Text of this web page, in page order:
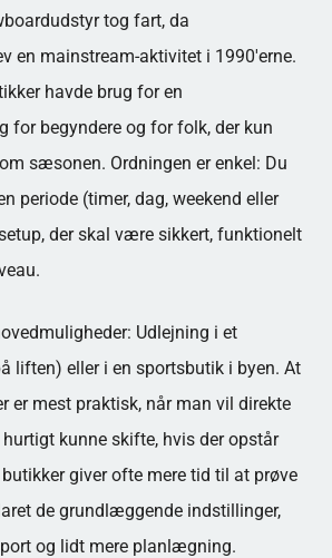
tog fart, da
en mainstream-aktivitet i 1990'erne.
havde brug for en
for begyndere og for folk, der kun
sæsonen. Ordningen er enkel: Du
periode (timer, dag, weekend eller
der skal være sikkert, funktionelt
Udlejning i et
liften) eller i en sportsbutik i byen. At
er mest praktisk, når man vil direkte
kunne skifte, hvis der opstår
giver ofte mere tid til at prøve
de grundlæggende indstillinger,
og lidt mere planlægning.